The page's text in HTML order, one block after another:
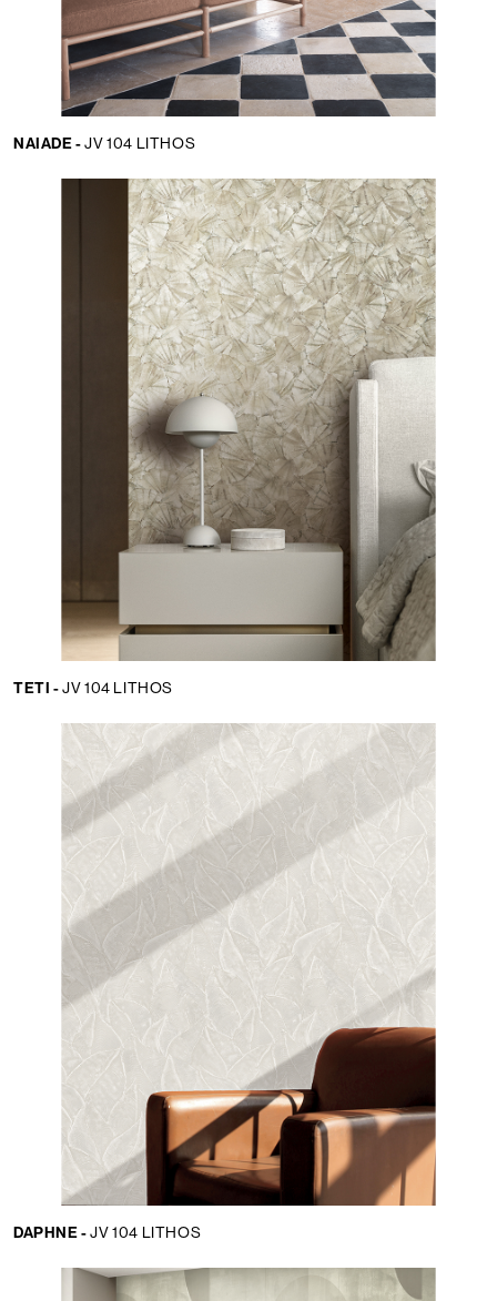
NAIADE -JV 104 LITHOS
TETI -JV 104 LITHOS
DAPHNE -JV 104 LITHOS